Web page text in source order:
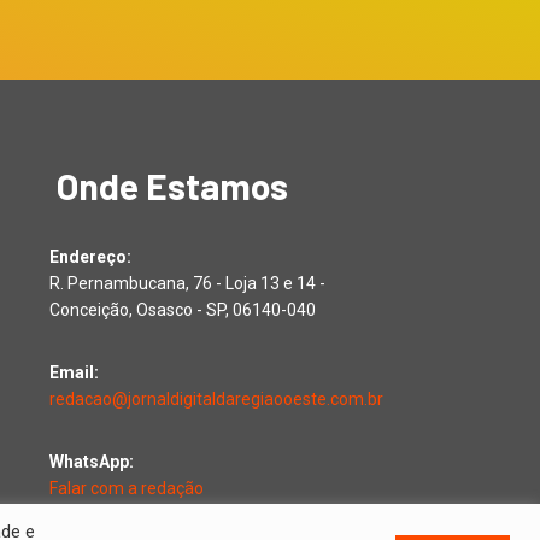
Onde Estamos
Endereço:
R. Pernambucana, 76 - Loja 13 e 14 -
Conceição, Osasco - SP, 06140-040
Email:
redacao@jornaldigitaldaregiaooeste.com.br
WhatsApp:
Falar com a redação
e